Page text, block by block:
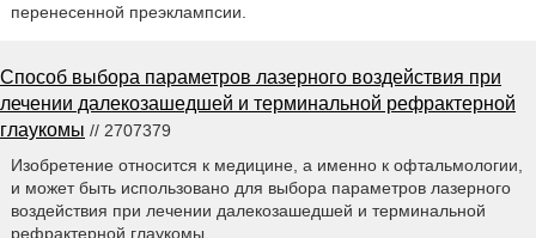
перенесенной преэклампсии.
Способ выбора параметров лазерного воздействия при
лечении далекозашедшей и терминальной рефрактерной
глаукомы // 2707379
Изобретение относится к медицине, а именно к офтальмологии,
и может быть использовано для выбора параметров лазерного
воздействия при лечении далекозашедшей и терминальной
рефрактерной глаукомы.